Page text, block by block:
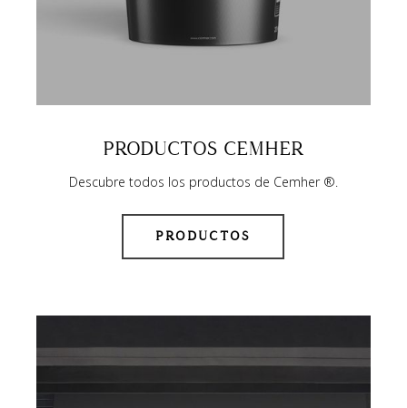
PRODUCTOS CEMHER
Descubre todos los productos de Cemher ®.
PRODUCTOS